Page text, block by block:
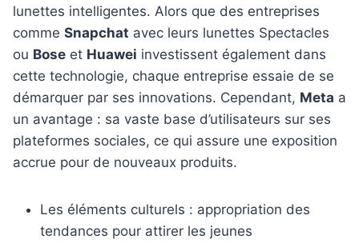
lunettes intelligentes. Alors que des entreprises
comme Snapchat avec leurs lunettes Spectacles
ou Bose et Huawei investissent également dans
cette technologie, chaque entreprise essaie de se
démarquer par ses innovations. Cependant, Meta a
un avantage : sa vaste base d’utilisateurs sur ses
plateformes sociales, ce qui assure une exposition
accrue pour de nouveaux produits.
Les éléments culturels : appropriation des
tendances pour attirer les jeunes